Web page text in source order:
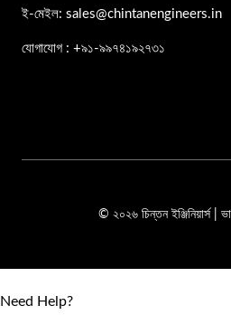
ই-মেইল: sales@chintanengineers.in
যোগাযোগ : +৯১-৯৯৭৪১৯২৭৩১
© ২০২৬ চিন্তন ইঞ্জিনিয়ার্স |
Need Help?